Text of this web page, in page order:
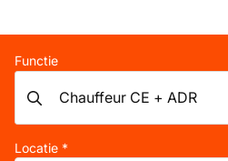
Functie
Locatie *